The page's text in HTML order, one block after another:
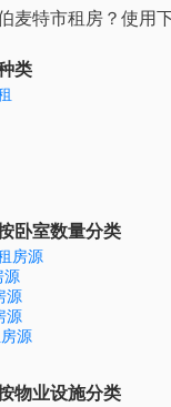
麦特市租房？使用
类
卧室数量分类
房源
源
源
源
源
物业设施分类